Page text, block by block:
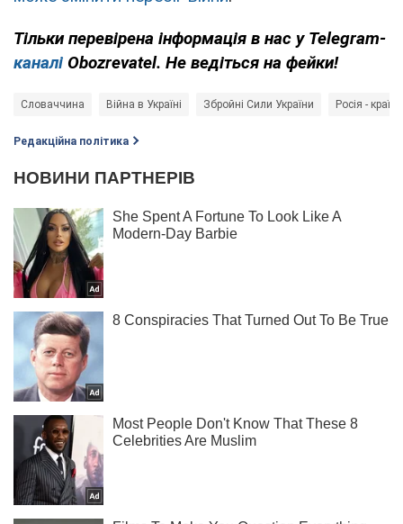
Тільки перевірена інформація в нас у Telegram-
каналі Obozrevatel. Не ведіться на фейки!
Словаччина Війна в Україні Збройні Сили України Росія -
Редакційна політика